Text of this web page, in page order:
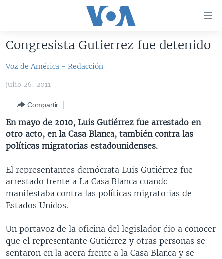
accesibilidad
al
principal
navegador
principal
Salte
búsqueda
AMÉRICA DEL NORTE
EEUU
MÉXICO
HAITÍ
ELECCIONES EEUU 2024
ELECCIONES EEUU
VOTO DIVIDIDO
VOA VERIFICA
VOA VERIFICA UCRANIA/RUSIA
VOA VERIFICA INMIGRACIÓN
VOA VERIFICA AMÉRICA LATINA
AMÉRICA LATINA
ARGENTINA
BOLIVIA
CHILE
PERÚ
VENEZUELA
CHINA EN AMÉRICA LATINA
CENTROAMÉRICA
EL SALVADOR
GUATEMALA
NICARAGUA
INMIGRACIÓN
LIBERTAD DE PRENSA
ECONOMÍA
ENTRETENIMIENTO Y CULTURA
ESPECIALES DE LA VOA
LIBERTAD DE PRENSA
MULTIMEDIA
VIDEOS
PROGRAMAS TV
Congresista Gutierrez fue detenido
Voz de América - Redacción
julio 26, 2011
Compartir
En mayo de 2010, Luis Gutiérrez fue arrestado en
otro acto, en la Casa Blanca, también contra las
políticas migratorias estadounidenses.
El representantes demócrata Luis Gutiérrez fue
arrestado frente a La Casa Blanca cuando
manifestaba contra las políticas migratorias de
Estados Unidos.
Un portavoz de la oficina del legislador dio a conocer
que el representante Gutiérrez y otras personas se
sentaron en la acera frente a la Casa Blanca y se